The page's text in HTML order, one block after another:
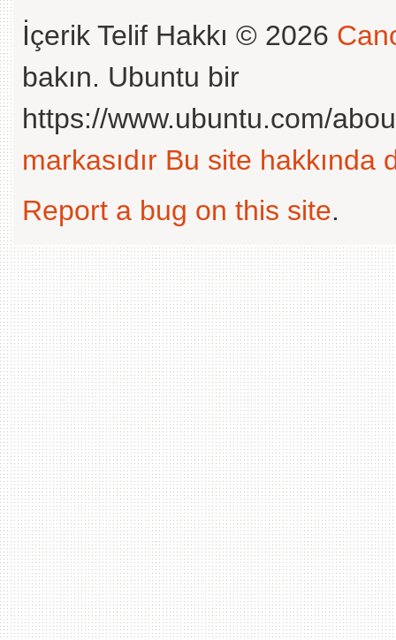
İçerik Telif Hakkı © 2026
bakın. Ubuntu bir
https://www.ubuntu.com/
markasıdır Bu site hakkında
Report a bug on this site.